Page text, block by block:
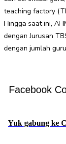
teaching factory
Hingga saat ini,
dengan Jurusan
dengan jumlah
Facebook
Yuk gabung ke